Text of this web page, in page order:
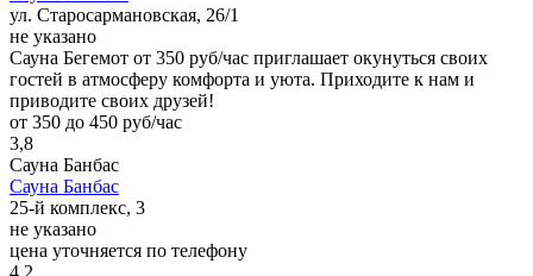
ул. Старосармановская, 26/1
не указано
Сауна Бегемот от 350 руб/час приглашает окунуться своих
гостей в атмосферу комфорта и уюта. Приходите к нам и
приводите своих друзей!
от 350 до 450 руб/час
3,8
Сауна Банбас
Сауна Банбас
25-й комплекс, 3
не указано
цена уточняется по телефону
4,2